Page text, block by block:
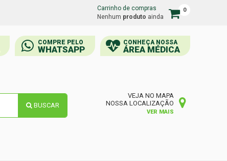
Carrinho
compras
Carrinho de compras
Nenhum produto ainda
0
CONHEÇA NOSSA
ÁREA MÉDICA
COMPRE PELO
WHATSAPP
BUSCAR
VEJA NO MAPA
NOSSA LOCALIZAÇÃO
VER MAIS